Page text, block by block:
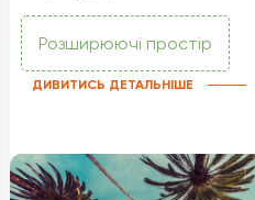
Розширюючі простір
ДИВИТИСЬ ДЕТАЛЬНІШЕ